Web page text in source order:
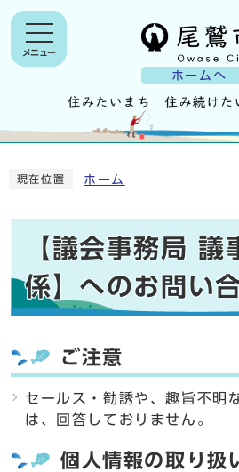
ホームへ
メニュー
現在位置 ホーム
【議会事務局 議
係】へのお問い
ご注意
セールス・勧誘や、趣旨不明
は、回答しておりません。
個人情報の取り扱